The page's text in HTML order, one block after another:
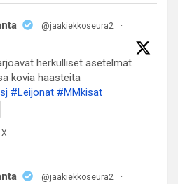
@jaakiekkoseura2
·
herkulliset asetelmat
kovia haasteita
#Leijonat #MMkisat
X
@jaakiekkoseura2
·